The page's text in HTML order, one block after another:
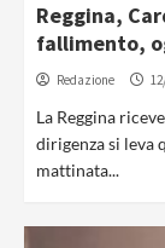
Reggina,
fallimento,
Redazione
La Reggina
dirigenza si leva
mattinata...